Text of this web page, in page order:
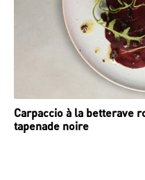
Carpaccio à la betterave
tapenade noire